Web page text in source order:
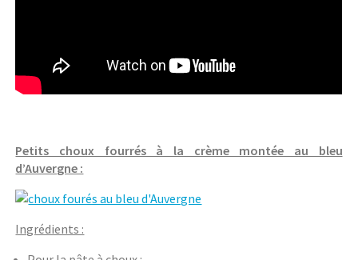
Petits choux fourrés à la crème montée au bleu
d’Auvergne :
Ingrédients :